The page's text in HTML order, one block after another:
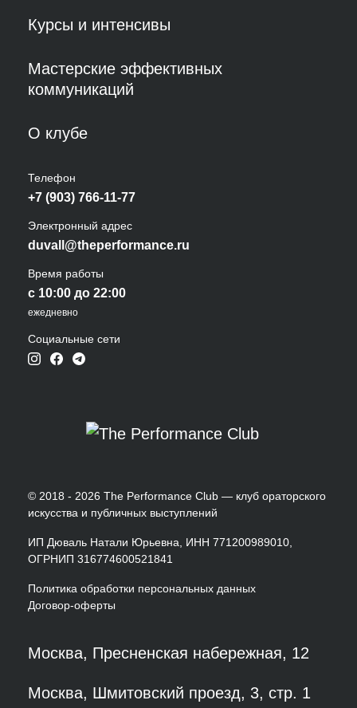
Курсы и интенсивы
Мастерские эффективных
коммуникаций
О клубе
Телефон
+7 (903) 766-11-77
Электронный адрес
duvall@theperformance.ru
Время работы
с 10:00 до 22:00
ежедневно
Социальные сети
© 2018 - 2026 The Performance Club — клуб ораторского
искусства и публичных выступлений
ИП Дюваль Натали Юрьевна, ИНН 771200989010,
ОГРНИП 316774600521841
Политика обработки персональных данных
Договор-оферты
Москва, Пресненская набережная, 12
Москва, Шмитовский проезд, 3, стр. 1